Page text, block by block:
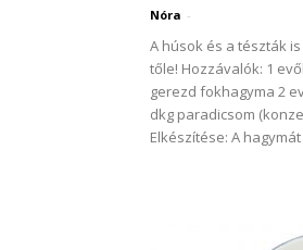
Nóra -
A húsok és a tészták
tőle! Hozzávalók: 1
gerezd fokhagyma 2
dkg paradicsom
Elkészítése: A hagymát